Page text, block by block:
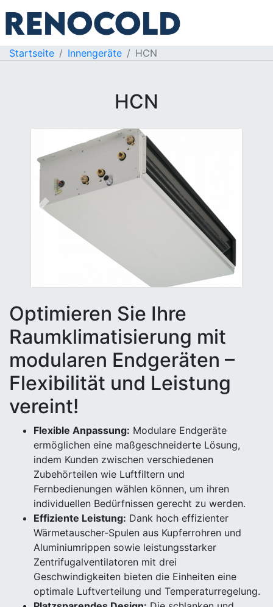
Startseite Innengeräte HCN
HCN
Previous
Optimieren Sie Ihre
Raumklimatisierung mit
modularen Endgeräten –
Flexibilität und Leistung
vereint!
Flexible Anpassung: Modulare Endgeräte
ermöglichen eine maßgeschneiderte Lösung,
indem Kunden zwischen verschiedenen
Zubehörteilen wie Luftfiltern und
Fernbedienungen wählen können, um ihren
individuellen Bedürfnissen gerecht zu werden.
Effiziente Leistung: Dank hoch effizienter
Wärmetauscher-Spulen aus Kupferrohren und
Aluminiumrippen sowie leistungsstarker
Zentrifugalventilatoren mit drei
Geschwindigkeiten bieten die Einheiten eine
optimale Luftverteilung und Temperaturregelung.